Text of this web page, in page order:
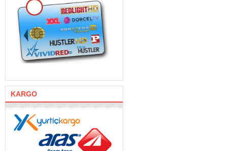
KARGO